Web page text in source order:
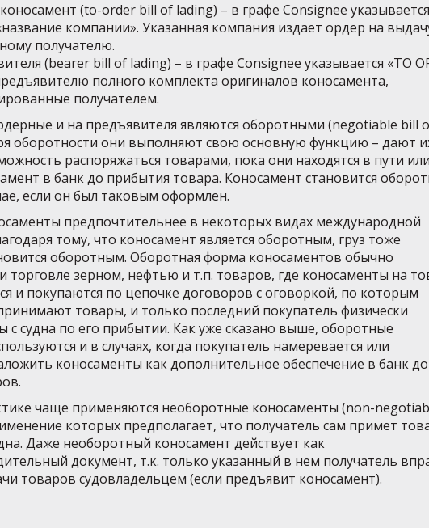
(to-order bill of lading) – в графе Consignee
компании». Указанная компания издает ордер на
получателю.
(bearer bill of lading) – в графе Consignee указывается «TO
полного комплекта оригиналов коносамента,
получателем.
и на предъявителя являются оборотными (negotiable bill
оборотности они выполняют свою основную функцию – дают
распоряжаться товарами, пока они находятся в пути или
в банк до прибытия товара. Коносамент становится
если он был таковым оформлен.
предпочтительнее в некоторых видах международной
тому, что коносамент является оборотным, груз тоже
оборотным. Оборотная форма коносаментов обычно
торговле зерном, нефтью и т.п. товаров, где коносаменты на
и покупаются по цепочке договоров с оговоркой, по которым
товары, и только последний покупатель физически
с судна по его прибытии. Как уже сказано выше, оборотные
и в случаях, когда покупатель намеревается или
коносаменты как дополнительное обеспечение в банк до
чаще применяются необоротные коносаменты (non-
которых предполагает, что получатель сам примет
Даже необоротный коносамент действует как
документ, т.к. только указанный в нем получатель
товаров судовладельцем (если предъявит коносамент).